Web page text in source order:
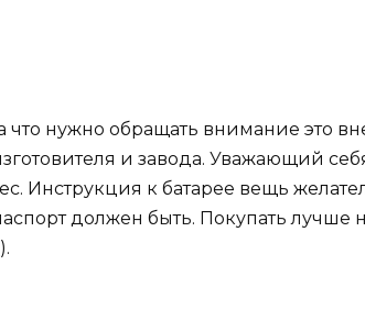
что нужно обращать внимание это
и завода. Уважающий
Инструкция к батарее вещь
должен быть. Покупать лучше
).